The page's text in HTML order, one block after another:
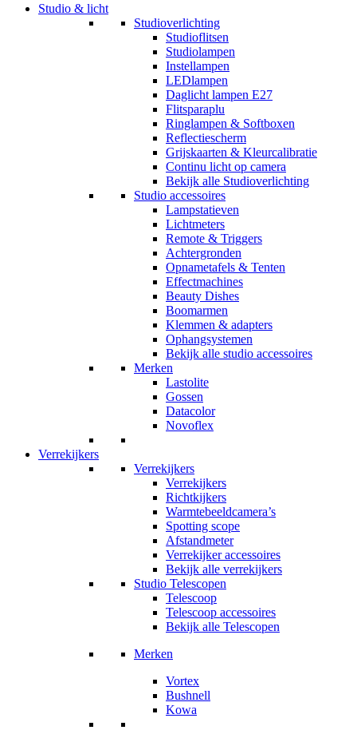
Studio & licht
Studioverlichting
Studioflitsen
Studiolampen
Instellampen
LEDlampen
Daglicht lampen E27
Flitsparaplu
Ringlampen & Softboxen
Reflectiescherm
Grijskaarten & Kleurcalibratie
Continu licht op camera
Bekijk alle Studioverlichting
Studio accessoires
Lampstatieven
Lichtmeters
Remote & Triggers
Achtergronden
Opnametafels & Tenten
Effectmachines
Beauty Dishes
Boomarmen
Klemmen & adapters
Ophangsystemen
Bekijk alle studio accessoires
Merken
Lastolite
Gossen
Datacolor
Novoflex
Verrekijkers
Verrekijkers
Verrekijkers
Richtkijkers
Warmtebeeldcamera’s
Spotting scope
Afstandmeter
Verrekijker accessoires
Bekijk alle verrekijkers
Studio Telescopen
Telescoop
Telescoop accessoires
Bekijk alle Telescopen
Merken
Vortex
Bushnell
Kowa